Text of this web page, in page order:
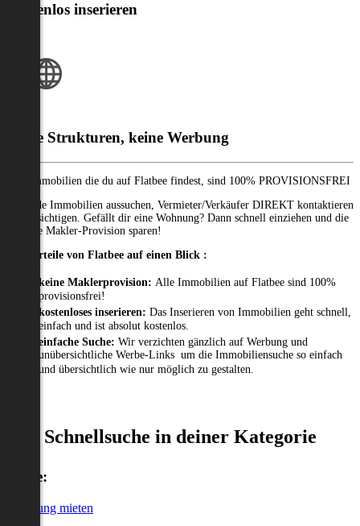
Kostenlos inserieren
Klare Strukturen, keine Werbung
Alle Immobilien die du auf Flatbee findest, sind 100% PROVISIONSFREI
Passende Immobilien aussuchen, Vermieter/Verkäufer DIREKT kontaktieren
und besichtigen. Gefällt dir eine Wohnung? Dann schnell einziehen und die
gesamte Makler-Provision sparen!
Die Vorteile von Flatbee auf einen Blick :
keine Maklerprovision: Alle Immobilien auf Flatbee sind 100%
provisionsfrei!
kostenloses inserieren: Das Inserieren von Immobilien geht schnell,
einfach und ist absolut kostenlos.
einfache Suche: Wir verzichten gänzlich auf Werbung und
unübersichtliche Werbe-Links um die Immobiliensuche so einfach
und übersichtlich wie nur möglich zu gestalten.
Schnellsuche in deiner Kategorie
Miete:
Wohnung mieten